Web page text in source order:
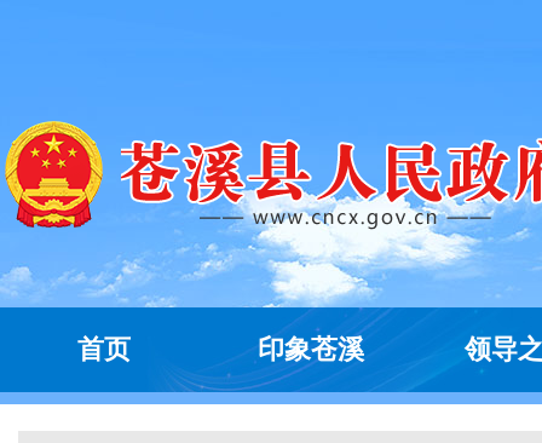
首页 印象苍溪 领导